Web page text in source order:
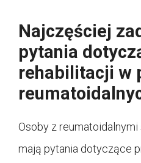
Najczęściej
pytania
rehabilitacji w
Osoby z
mają pytania dotyczące